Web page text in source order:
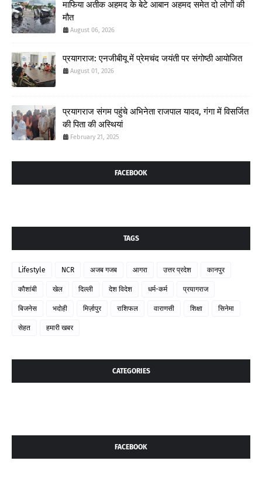
माफिया अतीक अहमद के बेटे आबान अहमद समेत दो लोगों की
मौत
August 06, 2026
प्रयागराज: एनजीबीयू में प्रेमचंद जयंती पर संगोष्ठी आयोजित
August 01, 2026
प्रयागराज संगम पहुंचे अभिनेता राजपाल यादव, गंगा में विसर्जित
की पिता की अस्थियां
February 21, 2025
FACEBOOK
TAGS
Lifestyle NCR अजब गजब आगरा उत्तर प्रदेश कानपुर
कौशांबी खेल दिल्ली देश विदेश धर्म-कर्म प्रयागराज
बिजनेस भदोही मिर्ज़ापुर राशिफल वाराणसी शिक्षा सिनेमा
सेहत हमारी खबर
CATEGORIES
FACEBOOK